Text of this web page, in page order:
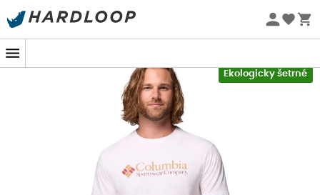
Letní akce 🔥 -5 % EXTRA při nákupu 2 produktů* s kódem
Ekologicky šetrné